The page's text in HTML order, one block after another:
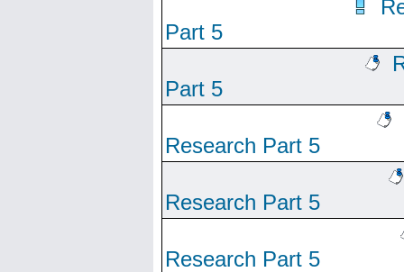
Part 5
Part 5
Research Part 5
Research Part 5
Research Part 5